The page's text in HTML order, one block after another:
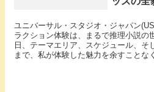
ユニバーサル・スタジオ・ジャパン
ラクション体験は、まるで推理小説の
日、テーマエリア、スケジュール、そ
まで、私が体験した魅力を余すことな